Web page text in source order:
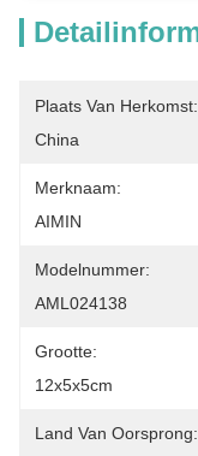
Plaats Van Herkomst:
China
Merknaam:
AIMIN
Modelnummer:
AML024138
Grootte:
12x5x5cm
Land Van Oorsprong: